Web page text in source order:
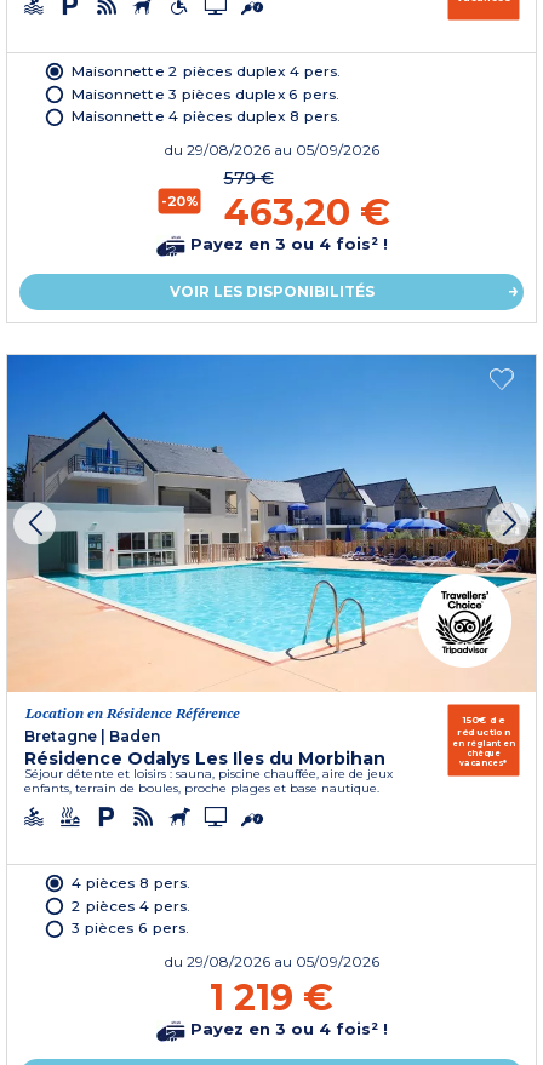
Maisonnette 2 pièces duplex 4 pers.
Maisonnette 3 pièces duplex 6 pers.
Maisonnette 4 pièces duplex 8 pers.
du 29/08/2026 au 05/09/2026
-20%
579 €
463,20 €
Payez en 3 ou 4 fois² !
VOIR LES DISPONIBILITÉS
Location en Résidence Référence
Bretagne
Baden
Résidence Odalys Les Iles du Morbihan
Séjour détente et loisirs : sauna, piscine chauffée, aire de jeux
enfants, terrain de boules, proche plages et base nautique.
150€ de
réduction
en réglant en
chèque
vacances*
4 pièces 8 pers.
2 pièces 4 pers.
3 pièces 6 pers.
du 29/08/2026 au 05/09/2026
1 219 €
Payez en 3 ou 4 fois² !